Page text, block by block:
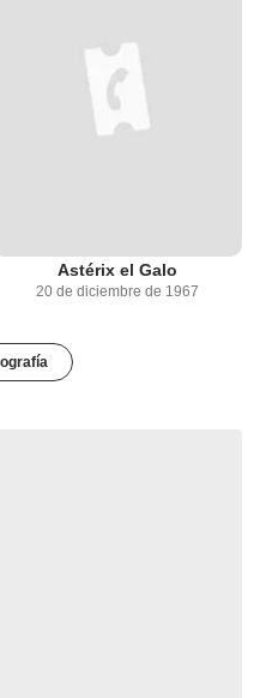
Astérix el Galo
20 de diciembre de 1967